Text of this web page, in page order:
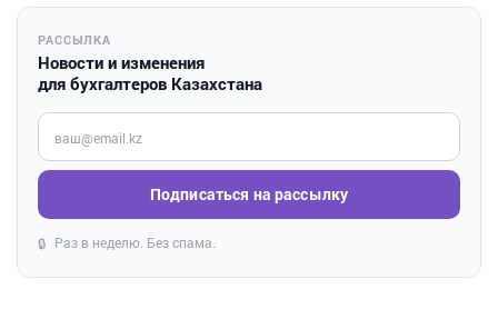
РАССЫЛКА
Новости и изменения
для бухгалтеров Казахстана
Введите ваш e-mail
Подписаться на рассылку
🔒 Раз в неделю. Без спама.